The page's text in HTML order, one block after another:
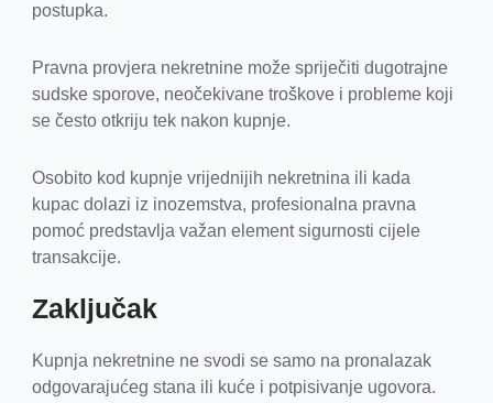
postupka.
Pravna provjera nekretnine može spriječiti dugotrajne
sudske sporove, neočekivane troškove i probleme koji
se često otkriju tek nakon kupnje.
Osobito kod kupnje vrijednijih nekretnina ili kada
kupac dolazi iz inozemstva, profesionalna pravna
pomoć predstavlja važan element sigurnosti cijele
transakcije.
Zaključak
Kupnja nekretnine ne svodi se samo na pronalazak
odgovarajućeg stana ili kuće i potpisivanje ugovora.